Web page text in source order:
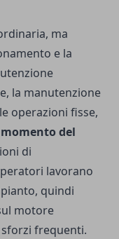
ma
e la
la manutenzione
operazioni fisse,
del
di
lavorano
quindi
motore
sforzi frequenti.